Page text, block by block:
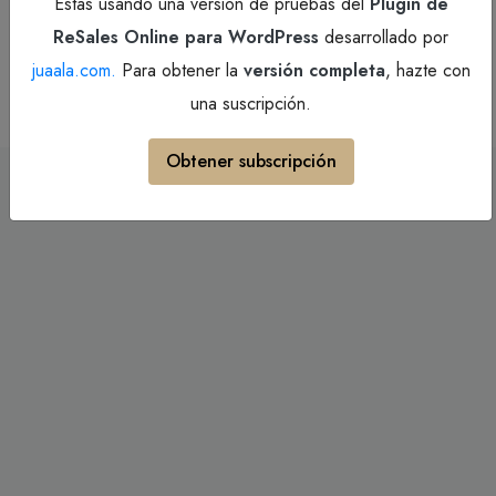
ReSales Online para WordPress desarrollado por
juaala.com. Para obtener la versión completa, hazte con
una suscripción.
Obtener subscripción